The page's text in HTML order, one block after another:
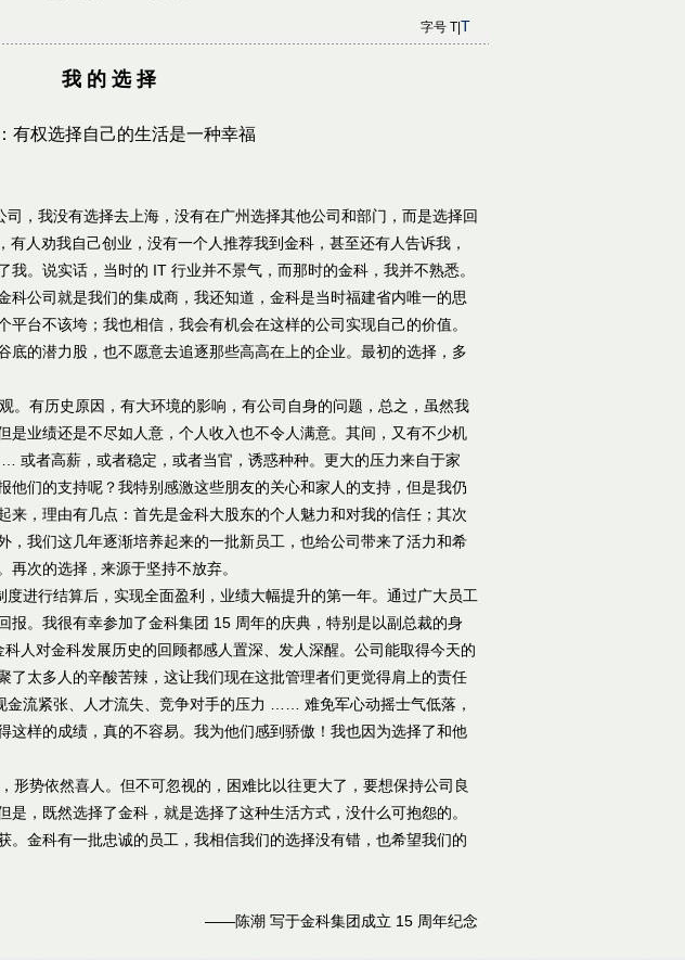
字号 T| T
我 的 选 择
有权选择自己的生活是一种幸福
，我没有选择去上海，没有在广州选择其他公司和部门，而是选择回
人劝我自己创业，没有一个人推荐我到金科，甚至还有人告诉我，
。说实话，当时的 IT 行业并不景气，而那时的金科，我并不熟悉。
科公司就是我们的集成商，我还知道，金科是当时福建省内唯一的思
台不该垮；我也相信，我会有机会在这样的公司实现自己的价值。
底的潜力股，也不愿意去追逐那些高高在上的企业。最初的选择，多
有历史原因，有大环境的影响，有公司自身的问题，总之，虽然我
是业绩还是不尽如人意，个人收入也不令人满意。其间，又有不少机
或者高薪，或者稳定，或者当官，诱惑种种。更大的压力来自于家
他们的支持呢？我特别感激这些朋友的关心和家人的支持，但是我仍
来，理由有几点：首先是金科大股东的个人魅力和对我的信任；其次
，我们这几年逐渐培养起来的一批新员工，也给公司带来了活力和希
次的选择 , 来源于坚持不放弃。
进行结算后，实现全面盈利，业绩大幅提升的第一年。通过广大员工
报。我很有幸参加了金科集团 15 周年的庆典，特别是以副总裁的身
人对金科发展历史的回顾都感人置深、发人深醒。公司能取得今天的
了太多人的辛酸苦辣，这让我们现在这批管理者们更觉得肩上的责任
金流紧张、人才流失、竞争对手的压力 …… 难免军心动摇士气低落，
这样的成绩，真的不容易。我为他们感到骄傲！我也因为选择了和他
势依然喜人。但不可忽视的，困难比以往更大了，要想保持公司良
，既然选择了金科，就是选择了这种生活方式，没什么可抱怨的。
。金科有一批忠诚的员工，我相信我们的选择没有错，也希望我们的
——陈潮 写于金科集团成立 15 周年纪念